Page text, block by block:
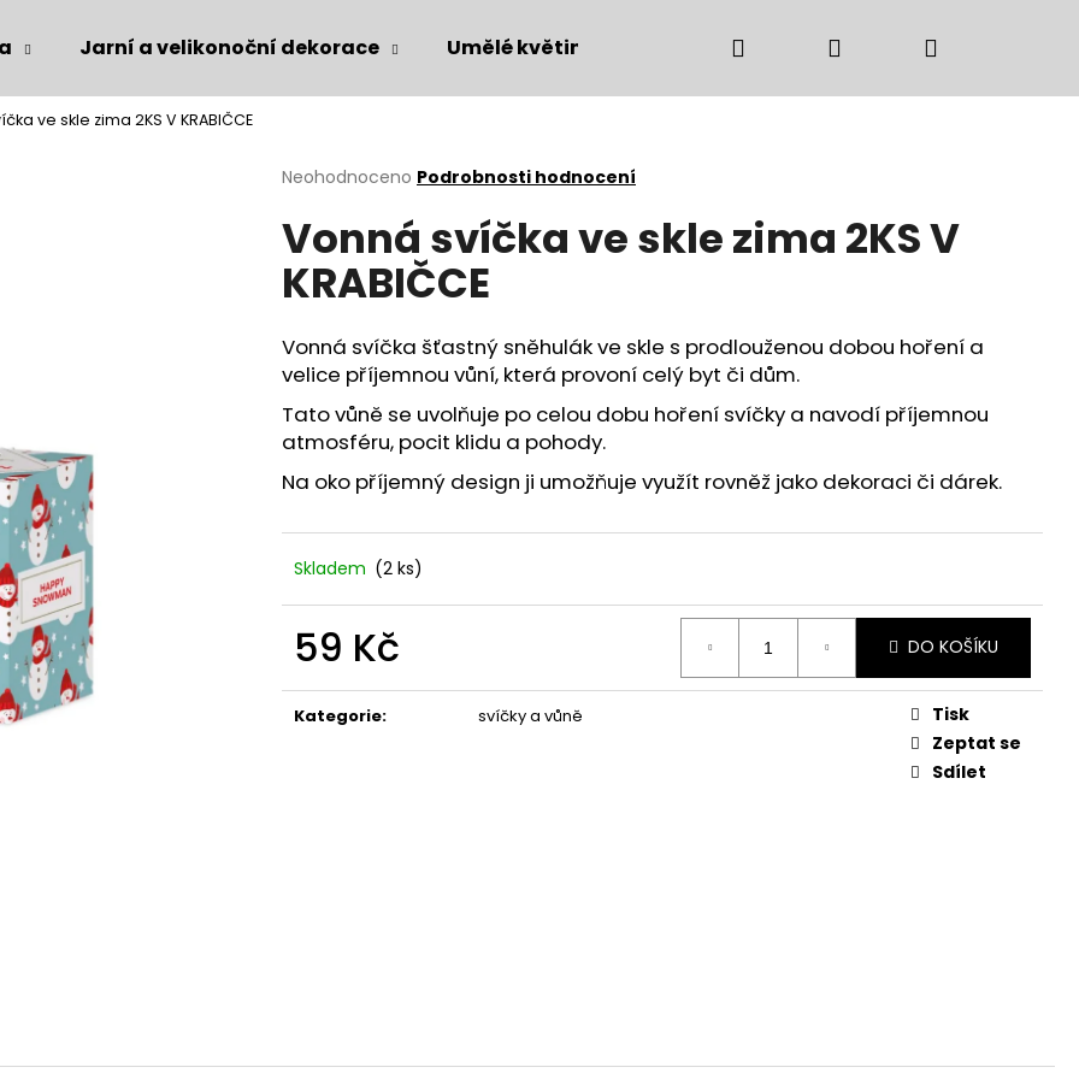
Jarní a velikonoční dekorace Umělé květiny Bytové doplňky Podzimní
Přihlášení
ve skle zima 2KS V KRABIČCE
Průměrné
produktu
je
0,0
hvězdiček.
Neohodnoceno Podrobnosti hodnocení
Vonná svíčka ve skle zima 2KS V
KRABIČCE
Vonná svíčka šťastný sněhulákve skle s prodlouženou dobou hoření a
velice příjemnou vůní, která provoní celý byt či dům.
Tato vůně se uvolňuje po celou dobu hoření svíčky a navodí příjemnou
atmosféru, pocit klidu a pohody.
Na oko příjemný design ji umožňuje využít rovněž jako dekoraci či dárek.
Skladem (2 ks)
59 Kč
cena:
DO KOŠÍKU
Kategorie: svíčky a vůně
Tisk
Zeptat se
Sdílet
Co potřebujete najít?
HLEDAT
Následující
KVĚTINA, VĚČNÁ RŮŽE
Kč
ANDĚL
398 Kč